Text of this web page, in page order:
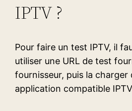
IPTV ?
Pour faire un test IPTV, il
utiliser une URL de test
fournisseur, puis la charger
application compatible